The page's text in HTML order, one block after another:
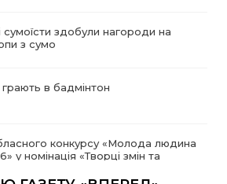
сумоїсти здобули нагороди на
з сумо
в бадмінтон
конкурсу «Молода людина
у номінація «Творці змін та